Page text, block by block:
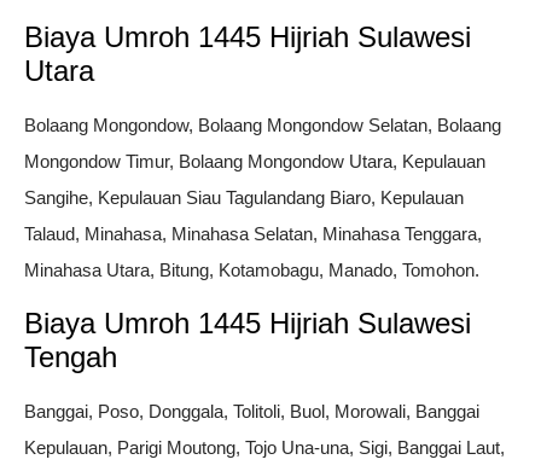
Biaya Umroh 1445 Hijriah Sulawesi
Utara
Bolaang Mongondow, Bolaang Mongondow Selatan, Bolaang
Mongondow Timur, Bolaang Mongondow Utara, Kepulauan
Sangihe, Kepulauan Siau Tagulandang Biaro, Kepulauan
Talaud, Minahasa, Minahasa Selatan, Minahasa Tenggara,
Minahasa Utara, Bitung, Kotamobagu, Manado, Tomohon.
Biaya Umroh 1445 Hijriah Sulawesi
Tengah
Banggai, Poso, Donggala, Tolitoli, Buol, Morowali, Banggai
Kepulauan, Parigi Moutong, Tojo Una-una, Sigi, Banggai Laut,